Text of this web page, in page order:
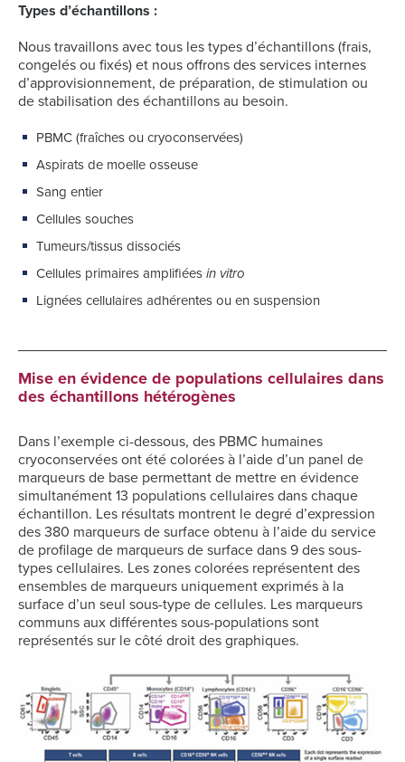
Types d’échantillons :
Nous travaillons avec tous les types d’échantillons (frais,
congelés ou fixés) et nous offrons des services internes
d’approvisionnement, de préparation, de stimulation ou
de stabilisation des échantillons au besoin.
PBMC (fraîches ou cryoconservées)
Aspirats de moelle osseuse
Sang entier
Cellules souches
Tumeurs/tissus dissociés
Cellules primaires amplifiées in vitro
Lignées cellulaires adhérentes ou en suspension
Mise en évidence de populations cellulaires dans
des échantillons hétérogènes
Dans l’exemple ci-dessous, des PBMC humaines
cryoconservées ont été colorées à l’aide d’un panel de
marqueurs de base permettant de mettre en évidence
simultanément 13 populations cellulaires dans chaque
échantillon. Les résultats montrent le degré d’expression
des 380 marqueurs de surface obtenu à l’aide du service
de profilage de marqueurs de surface dans 9 des sous-
types cellulaires. Les zones colorées représentent des
ensembles de marqueurs uniquement exprimés à la
surface d’un seul sous-type de cellules. Les marqueurs
communs aux différentes sous-populations sont
représentés sur le côté droit des graphiques.